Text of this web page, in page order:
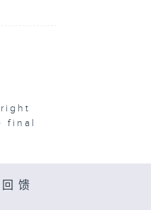
final
馈